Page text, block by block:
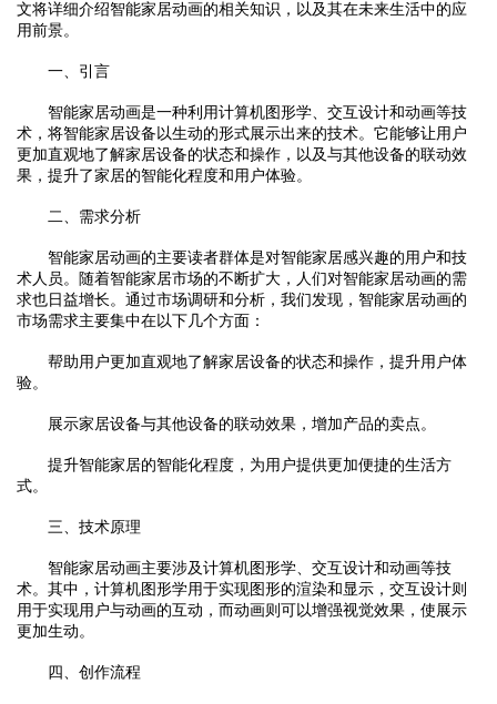
文将详细介绍智能家居动画的相关知识，以及其在未来生活中的应
用前景。
一、引言
智能家居动画是一种利用计算机图形学、交互设计和动画等技
术，将智能家居设备以生动的形式展示出来的技术。它能够让用户
更加直观地了解家居设备的状态和操作，以及与其他设备的联动效
果，提升了家居的智能化程度和用户体验。
二、需求分析
智能家居动画的主要读者群体是对智能家居感兴趣的用户和技
术人员。随着智能家居市场的不断扩大，人们对智能家居动画的需
求也日益增长。通过市场调研和分析，我们发现，智能家居动画的
市场需求主要集中在以下几个方面：
帮助用户更加直观地了解家居设备的状态和操作，提升用户体
验。
展示家居设备与其他设备的联动效果，增加产品的卖点。
提升智能家居的智能化程度，为用户提供更加便捷的生活方
式。
三、技术原理
智能家居动画主要涉及计算机图形学、交互设计和动画等技
术。其中，计算机图形学用于实现图形的渲染和显示，交互设计则
用于实现用户与动画的互动，而动画则可以增强视觉效果，使展示
更加生动。
四、创作流程